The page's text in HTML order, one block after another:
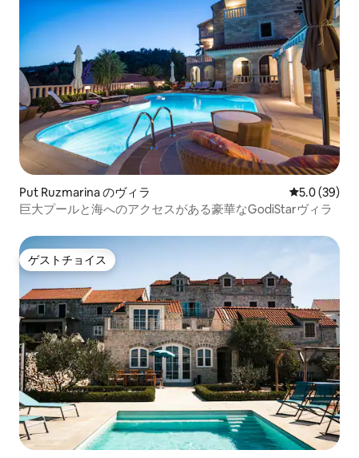
Put Ruzmarina のヴィラ レビュー39
5.0 (39)
巨大プールと海へのアクセスがある豪華なGodiStarヴィラ
ゲストチョイス
ゲストチョイス